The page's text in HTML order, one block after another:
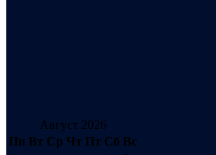
Август 2026
Пн Вт Ср Чт Пт Сб Вс